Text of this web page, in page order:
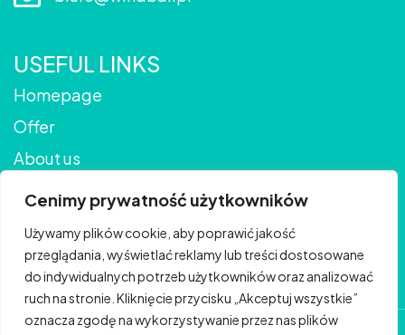
Cenimy prywatność użytkowników
Używamy plików cookie, aby poprawić jakość
przeglądania, wyświetlać reklamy lub treści dostosowane
do indywidualnych potrzeb użytkowników oraz analizować
ruch na stronie. Kliknięcie przycisku „Akceptuj wszystkie”
oznacza zgodę na wykorzystywanie przez nas plików
USEFUL LINKS
Homepage
Offer
About us
Gallery
Blog